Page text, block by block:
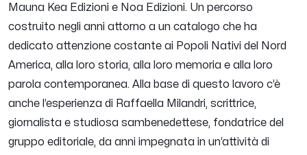
Mauna Kea Edizioni e Noa Edizioni. Un percorso
costruito negli anni attorno a un catalogo che ha
dedicato attenzione costante ai Popoli Nativi del Nord
America, alla loro storia, alla loro memoria e alla loro
parola contemporanea. Alla base di questo lavoro c’è
anche l’esperienza di Raffaella Milandri, scrittrice,
giornalista e studiosa sambenedettese, fondatrice del
gruppo editoriale, da anni impegnata in un’attività di